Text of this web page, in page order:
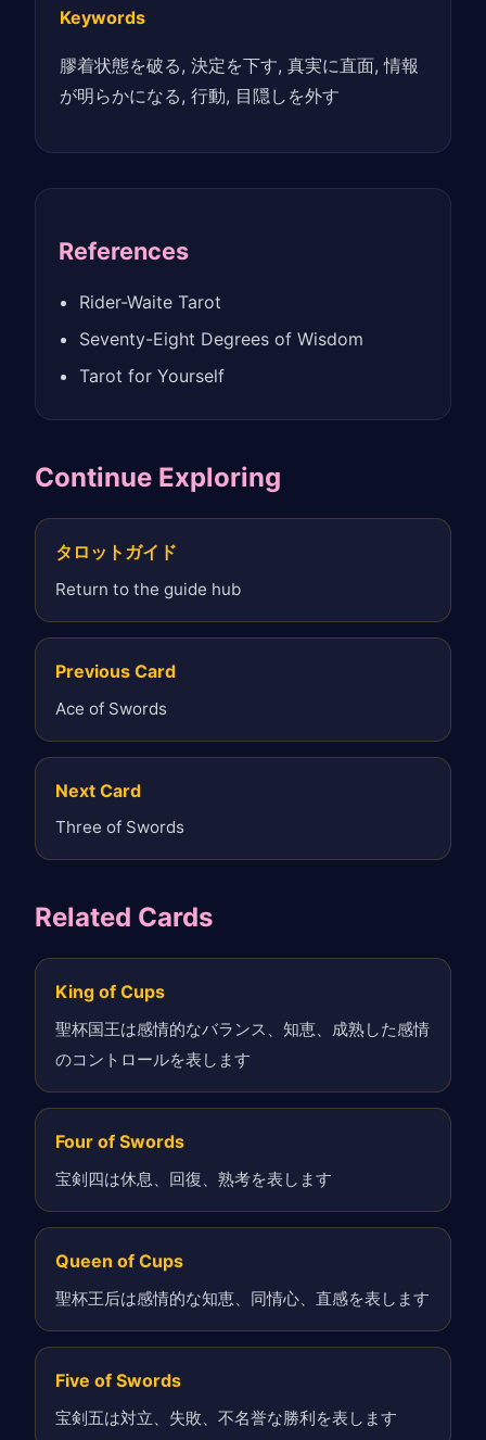
Keywords
膠着状態を破る, 決定を下す, 真実に直面, 情報
が明らかになる, 行動, 目隠しを外す
References
Rider-Waite Tarot
Seventy-Eight Degrees of Wisdom
Tarot for Yourself
Continue Exploring
タロットガイド
Return to the guide hub
Previous Card
Ace of Swords
Next Card
Three of Swords
Related Cards
King of Cups
聖杯国王は感情的なバランス、知恵、成熟した感情
のコントロールを表します
Four of Swords
宝剣四は休息、回復、熟考を表します
Queen of Cups
聖杯王后は感情的な知恵、同情心、直感を表します
Five of Swords
宝剣五は対立、失敗、不名誉な勝利を表します